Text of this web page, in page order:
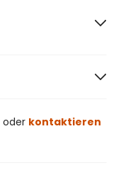
oder kontaktieren